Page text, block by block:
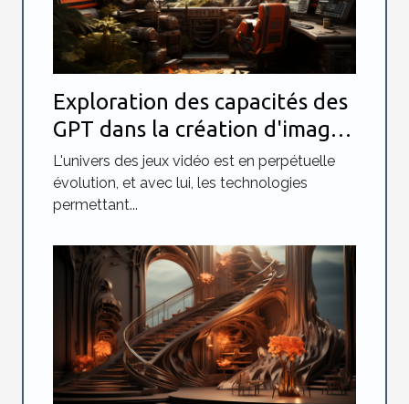
Exploration des capacités des
GPT dans la création d'images
réalistes pour les jeux vidéo
L'univers des jeux vidéo est en perpétuelle
évolution, et avec lui, les technologies
permettant...